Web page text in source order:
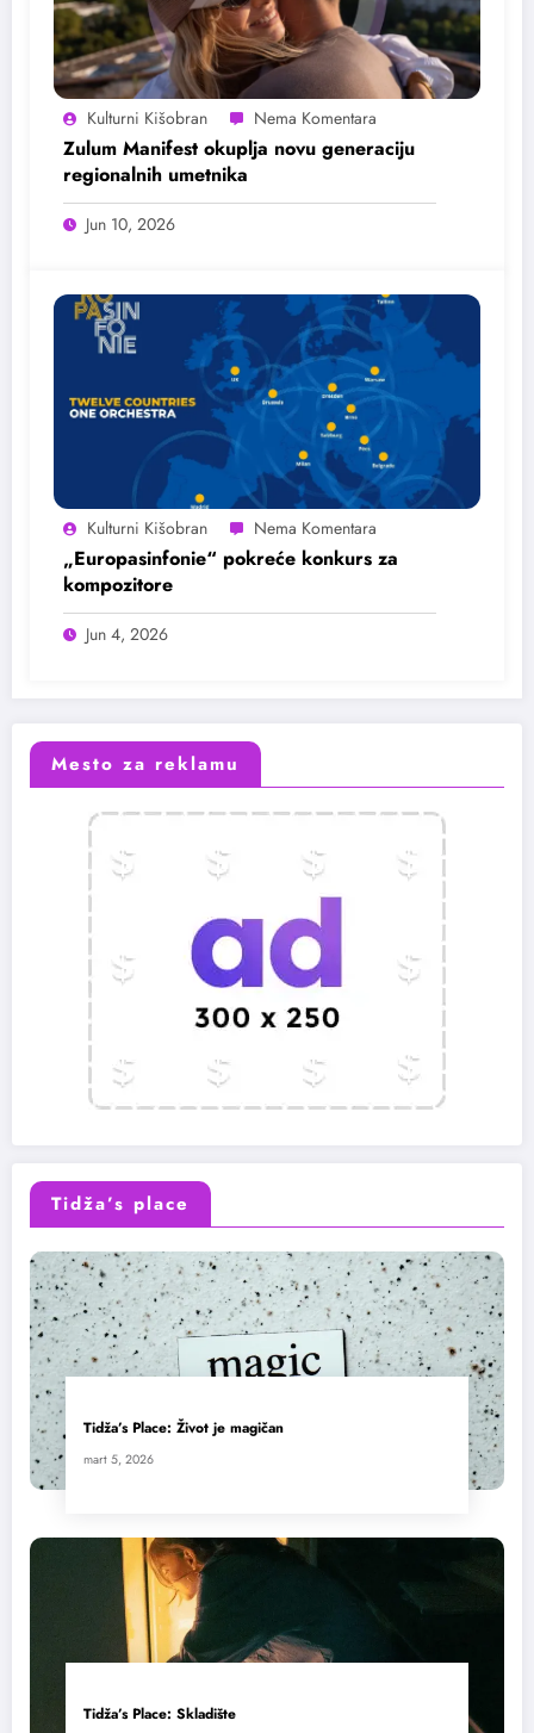
Kulturni Kišobran
Zulum Manifest okuplja novu generaciju
regionalnih umetnika
Jun 10, 2026
Kulturni Kišobran
„Europasinfonie“ pokreće konkurs za
kompozitore
Jun 4, 2026
Mesto za reklamu
Tidža’s place
Tidža’s Place: Život je magičan
mart 5, 2026
Tidža’s Place: Skladište